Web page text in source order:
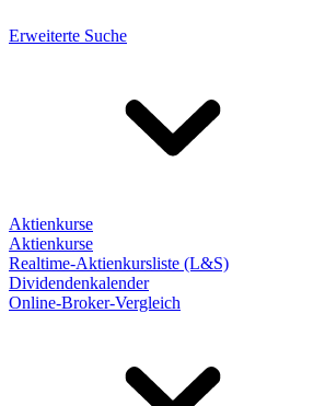
Erweiterte Suche
Aktienkurse
Aktienkurse
Realtime-Aktienkursliste (L&S)
Dividendenkalender
Online-Broker-Vergleich